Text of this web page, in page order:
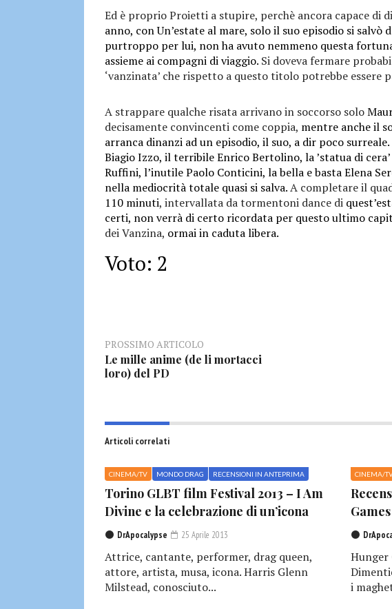
Ed è proprio Proietti a stupire, perchè ancora capace di
anno, con Un’estate al mare, solo il suo episodio si
purtroppo per lui, non ha avuto nemmeno questa
assieme ai compagni di viaggio. Si doveva fermare
‘vanzinata’ che rispetto a questo titolo potrebbe essere
A strappare qualche risata arrivano in soccorso solo
decisamente convincenti come coppia, mentre anche il
arranca dinanzi ad un episodio, il suo, a dir poco surreale.
Biagio Izzo, il terribile Enrico Bertolino, la ’statua di cera’
Ruffini, l’inutile Paolo Conticini, la bella e basta Elena
nella mediocrità totale quasi si salva.A completare il
110 minuti, intervallata da tormentoni dance di
certi, non verrà di certo ricordata per questo ultimo
dei Vanzina, ormai in caduta libera.
Voto: 2
PROSSIMO ARTICOLO
Le mille anime (de li mortacci
loro) del PD
Articoli correlati
CINEMA/TV MONDO DRAG RECENSIONI IN ANTEPRIMA
Torino GLBT film Festival 2013 – I Am
Divine e la celebrazione di un’icona
DrApocalypse 25 Aprile 2013
Attrice, cantante, performer, drag queen,
attore, artista, musa, icona. Harris Glenn
Milstead, conosciuto...
CINEMA/
Games
Hunger
i